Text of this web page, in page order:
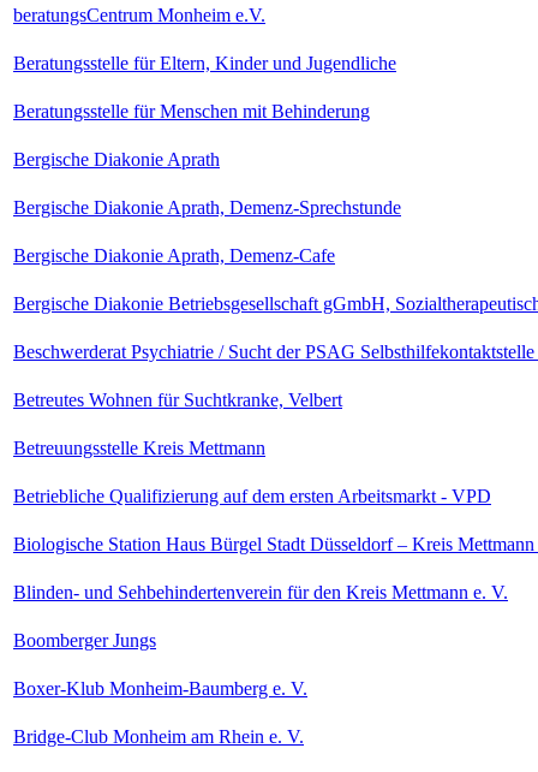
beratungsCentrum Monheim e.V.
Beratungsstelle für Eltern, Kinder und Jugendliche
Beratungsstelle für Menschen mit Behinderung
Bergische Diakonie Aprath
Bergische Diakonie Aprath, Demenz-Sprechstunde
Bergische Diakonie Aprath, Demenz-Cafe
Bergische Diakonie Betriebsgesellschaft gGmbH,
Beschwerderat Psychiatrie / Sucht der PSAG
Betreutes Wohnen für Suchtkranke, Velbert
Betreuungsstelle Kreis Mettmann
Betriebliche Qualifizierung auf dem ersten Arbeitsmarkt - VPD
Biologische Station Haus Bürgel Stadt Düsseldorf – Kreis Mettmann
Blinden- und Sehbehindertenverein für den Kreis Mettmann e. V.
Boomberger Jungs
Boxer-Klub Monheim-Baumberg e. V.
Bridge-Club Monheim am Rhein e. V.